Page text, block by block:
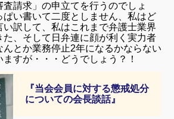
請求」の申立てを行うのでしょ
ぱい書いて二度としません、私はど
い訳して、私はこれまで弁護士業界
た、そして日弁連に顔が利く実力者
んとか業務停止2年になるかならない
すが・・・どうでしょう？！
『当会会員に対する懲戒処分
についての会長談話』